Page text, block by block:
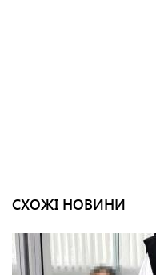
СХОЖІ НОВИНИ